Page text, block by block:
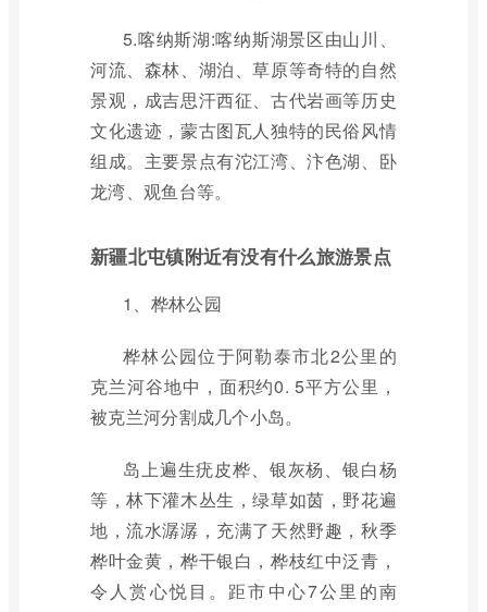
5.喀纳斯湖:喀纳斯湖景区由山川、
河流、森林、湖泊、草原等奇特的自然
景观，成吉思汗西征、古代岩画等历史
文化遗迹，蒙古图瓦人独特的民俗风情
组成。主要景点有沱江湾、汴色湖、卧
龙湾、观鱼台等。
新疆北屯镇附近有没有什么旅游景点
1、桦林公园
桦林公园位于阿勒泰市北2公里的
克兰河谷地中，面积约0. 5平方公里，
被克兰河分割成几个小岛。
岛上遍生疣皮桦、银灰杨、银白杨
等，林下灌木丛生，绿草如茵，野花遍
地，流水潺潺，充满了天然野趣，秋季
桦叶金黄，桦干银白，桦枝红中泛青，
令人赏心悦目。距市中心7公里的南